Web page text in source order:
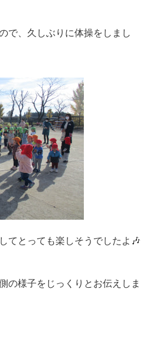
で、久しぶりに体操をしまし
てとっても楽しそうでしたよ🎶
の様子をじっくりとお伝えしま